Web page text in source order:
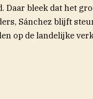
Daar bleek dat het
Sánchez blijft
op de landelijke